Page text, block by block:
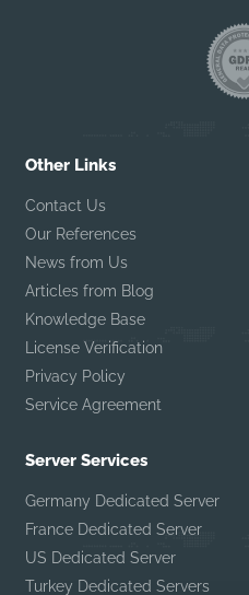
Other Links
Contact Us
Our References
News from Us
Articles from Blog
Knowledge Base
License Verification
Privacy Policy
Service Agreement
Server Services
Germany Dedicated Server
France Dedicated Server
US Dedicated Server
Turkey Dedicated Servers